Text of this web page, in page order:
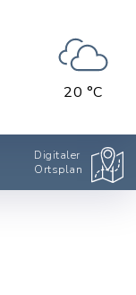
20 °C
Digitaler
Ortsplan